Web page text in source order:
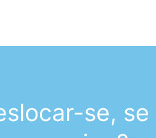
se, se